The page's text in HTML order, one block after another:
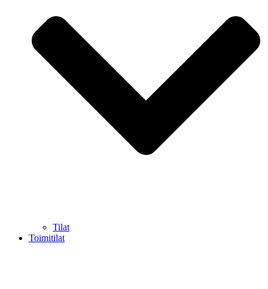
Tilat
Toimitilat